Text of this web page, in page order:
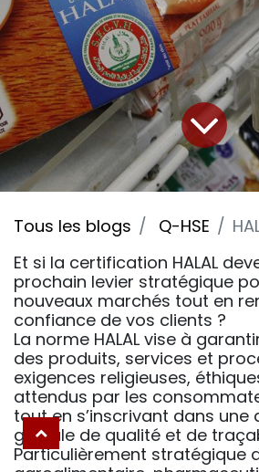
Tous les blogs Q-HSE
Et si la certification HALAL
prochain levier stratégique
nouveaux marchés tout en
confiance de vos clients ?
La norme HALAL vise à
des produits, services et
exigences religieuses,
attendus par les
tout en s’inscrivant dans une
globale de qualité et de
Particulièrement stratégique